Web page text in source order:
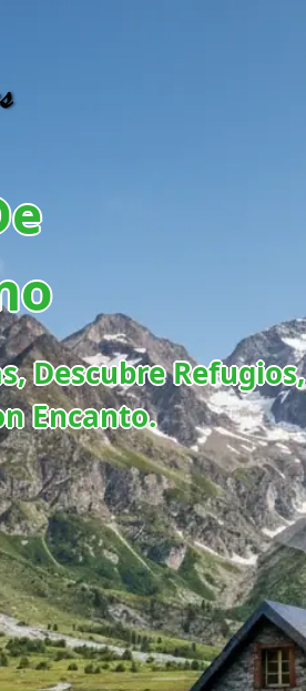
Descubre Refugios,
Encanto.